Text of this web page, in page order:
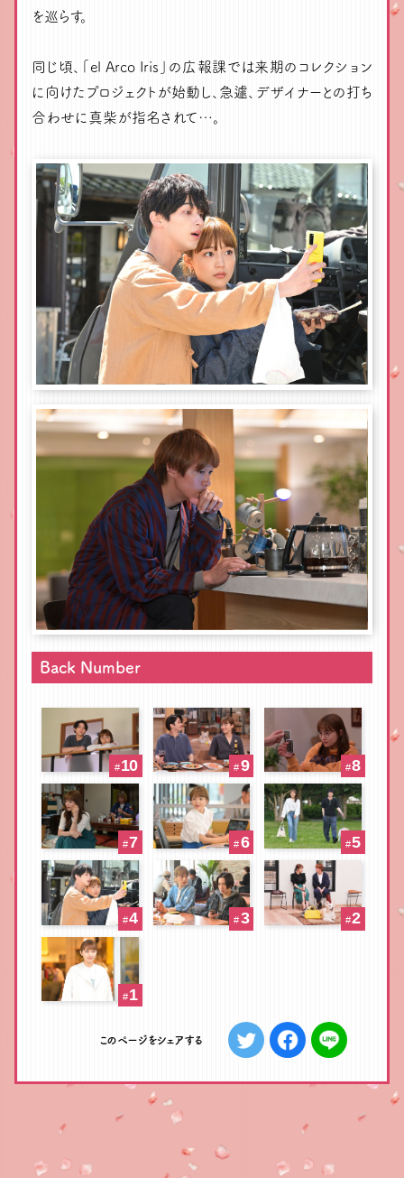
を巡らす。
同じ頃、「el Arco Iris」の広報課では来期のコレクション
に向けたプロジェクトが始動し、急遽、デザイナーとの打ち
合わせに真柴が指名されて…。
Back Number
#10 #9 #8
#7 #6 #5
#4 #3 #2
#1
このページをシェアする
ツイートするシェアする